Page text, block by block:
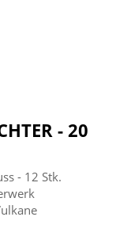
- 20
- 12 Stk.